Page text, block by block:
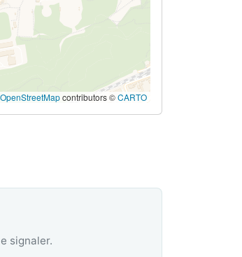
OpenStreetMapcontributors ©CARTO
signaler.